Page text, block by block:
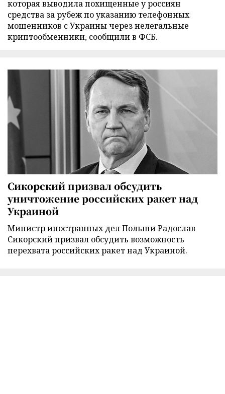
которая выводила похищенные у россиян
средства за рубеж по указанию телефонных
мошенников с Украины через нелегальные
криптообменники, сообщили в ФСБ.
Сикорский призвал обсудить
уничтожение российских ракет над
Украиной
Министр иностранных дел Польши Радослав
Сикорский призвал обсудить возможность
перехвата российских ракет над Украиной.